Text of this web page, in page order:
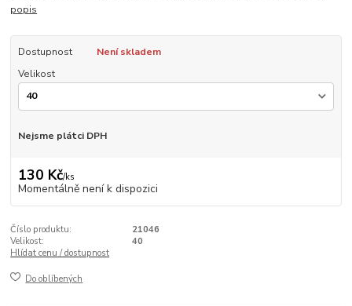
popis
Dostupnost
Není skladem
Velikost
Nejsme plátci DPH
130 Kč/ks
Momentálně není k dispozici
Číslo produktu:
21046
Velikost:
40
Hlídat cenu / dostupnost
Do oblíbených